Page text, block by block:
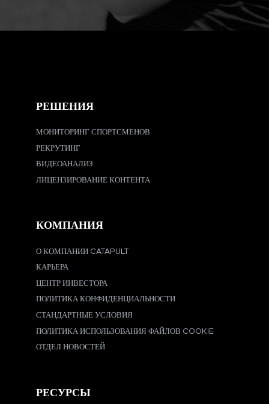
РЕШЕНИЯ
МОНИТОРИНГ СПОРТСМЕНОВ
РЕКРУТИНГ
ВИДЕОАНАЛИЗ
ЛИЦЕНЗИРОВАНИЕ КОНТЕНТА
КОМПАНИЯ
О КОМПАНИИ CATAPULT
КАРЬЕРА
ЦЕНТР ИНВЕСТОРА
ПОЛИТИКА КОНФИДЕНЦИАЛЬНОСТИ
СТАНДАРТНЫЕ УСЛОВИЯ
ПОЛИТИКА ИСПОЛЬЗОВАНИЯ ФАЙЛОВ COOKIE
ОТДЕЛ НОВОСТЕЙ
РЕСУРСЫ